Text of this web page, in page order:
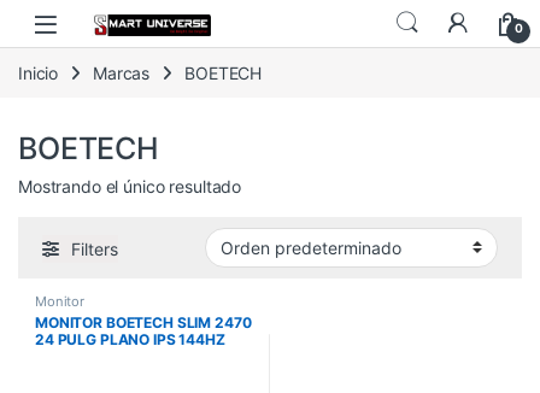
Skip to navigation
Skip to content
0
Inicio Marcas BOETECH
BOETECH
Mostrando el único resultado
Filters
Monitor
MONITOR BOETECH SLIM 2470
24 PULG PLANO IPS 144HZ